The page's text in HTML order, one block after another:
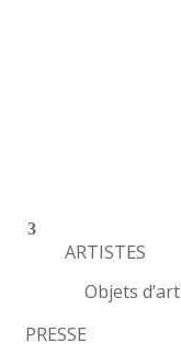
ARTISTES
Objets d’art
PRESSE